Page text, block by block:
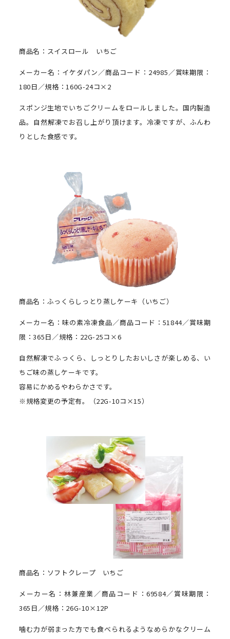
商品名：スイスロール いちご
メーカー名：イケダパン／商品コード：24985／賞味期限：
180日／規格：160G-24コ×2
スポンジ生地でいちごクリームをロールしました。国内製造
品。自然解凍でお召し上がり頂けます。冷凍ですが、ふんわ
りとした食感です。
商品名：ふっくらしっとり蒸しケーキ（いちご）
メーカー名：味の素冷凍食品／商品コード：51844／賞味期
限：365日／規格：22G-25コ×6
自然解凍でふっくら、しっとりしたおいしさが楽しめる、い
ちご味の蒸しケーキです。
容易にかめるやわらかさです。
※規格変更の予定有。（22G-10コ×15）
商品名：ソフトクレープ いちご
メーカー名：林兼産業／商品コード：69584／賞味期限：
365日／規格：26G-10×12P
噛む力が弱まった方でも食べられるようなめらかなクリーム